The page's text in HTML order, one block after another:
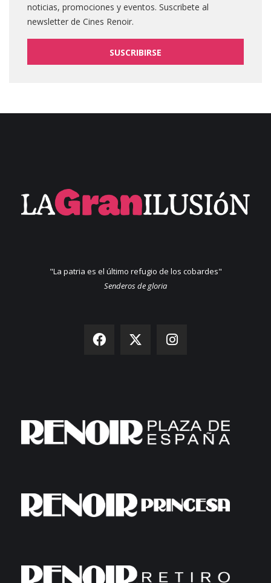
noticias, promociones y eventos. Suscribete al
newsletter de Cines Renoir.
SUSCRIBIRSE
"La patria es el último refugio de los cobardes"
Senderos de gloria